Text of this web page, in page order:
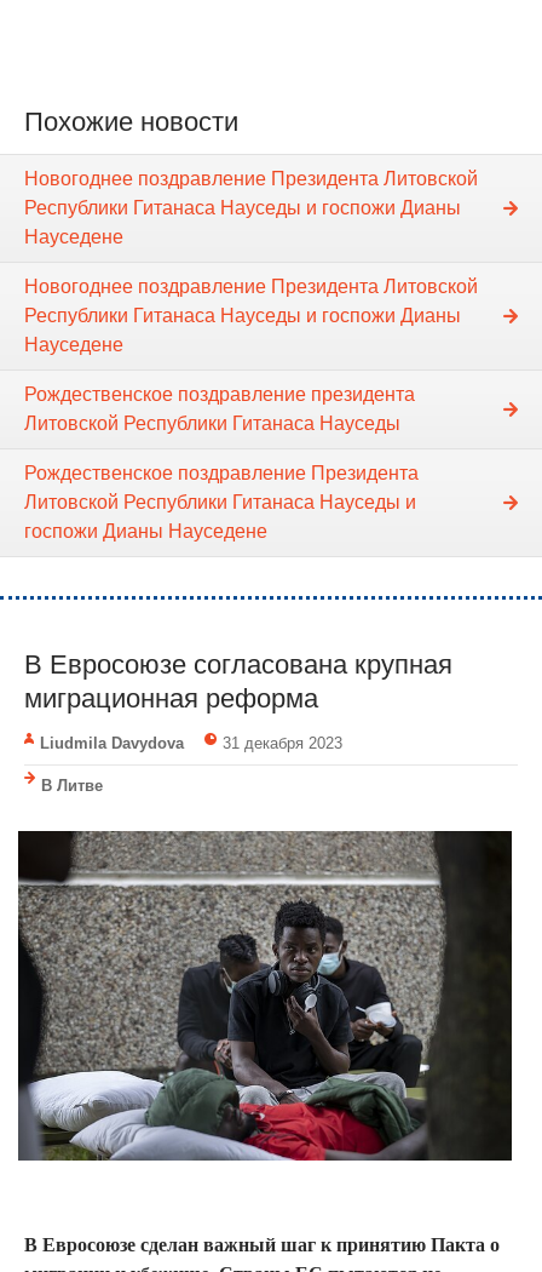
Похожие новости
Новогоднее поздравление Президента Литовской
Республики Гитанаса Науседы и госпожи Дианы
Науседене
Новогоднее поздравление Президента Литовской
Республики Гитанаса Науседы и госпожи Дианы
Науседене
Рождественское поздравление президента
Литовской Республики Гитанаса Науседы
Рождественское поздравление Президента
Литовской Республики Гитанаса Науседы и
госпожи Дианы Науседене
В Евросоюзе согласована крупная
миграционная реформа
Liudmila Davydova 31 декабря 2023
В Литве
В Евросоюзе сделан важный шаг к принятию Пакта о